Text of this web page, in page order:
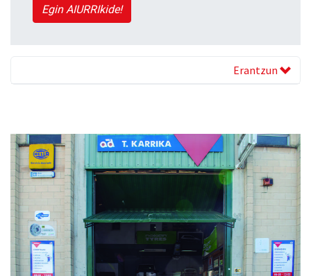
Egin AIURRIkide!
Erantzun